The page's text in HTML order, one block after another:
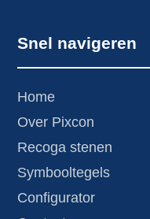
Snel navigeren
Home
Over Pixcon
Recoga stenen
Symbooltegels
Configurator